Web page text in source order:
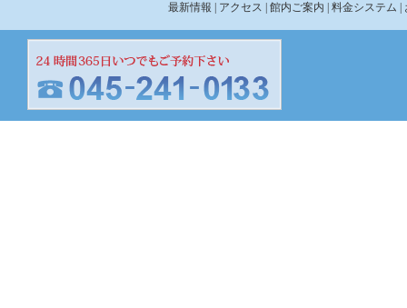
最新情報 | アクセス | 館内ご案内 | 料金システム